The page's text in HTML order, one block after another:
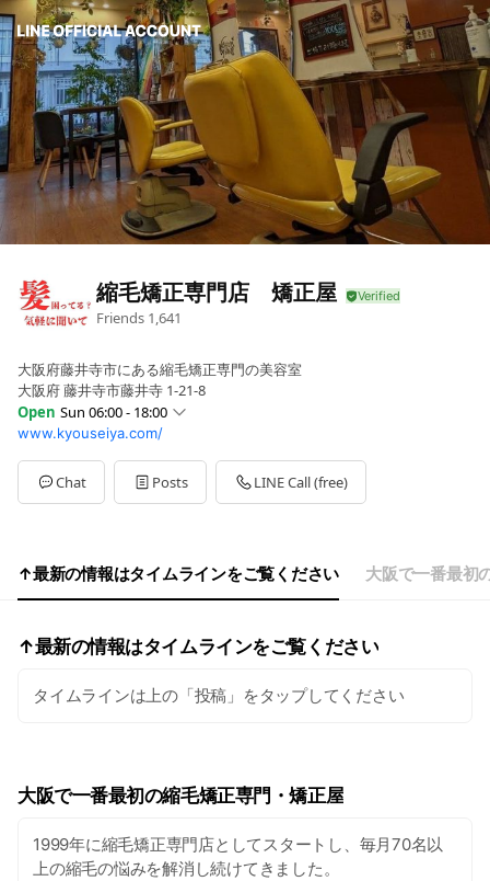
縮毛矯正専門店 矯正屋
Friends 1,641
大阪府藤井寺市にある縮毛矯正専門の美容室
大阪府 藤井寺市藤井寺 1-21-8
Open Sun 06:00 - 18:00
Sun06:00 - 18:00
Mon06:00 - 18:00
Tue06:00 - 18:00
Wed06:00 - 18:00
Sat06:00 - 18:00
am6時から受付可能です
www.kyouseiya.com/
Chat Posts LINE Call (free)
↑最新の情報はタイムラインをご覧ください 大阪で一番最初
↑最新の情報はタイムラインをご覧ください
タイムラインは上の「投稿」をタップしてください
大阪で一番最初の縮毛矯正専門・矯正屋
1999年に縮毛矯正専門店としてスタートし、毎月70名以
上の縮毛の悩みを解消し続けてきました。